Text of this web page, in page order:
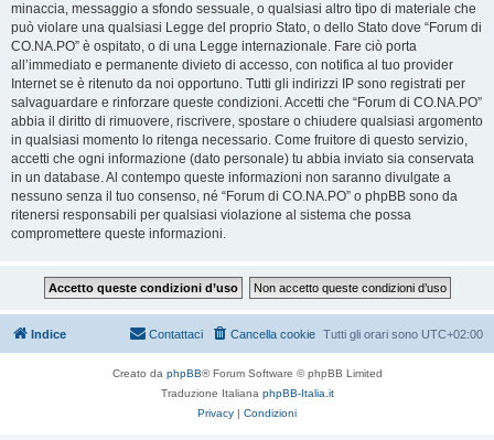
minaccia, messaggio a sfondo sessuale, o qualsiasi altro tipo di materiale che
può violare una qualsiasi Legge del proprio Stato, o dello Stato dove “Forum di
CO.NA.PO” è ospitato, o di una Legge internazionale. Fare ciò porta
all’immediato e permanente divieto di accesso, con notifica al tuo provider
Internet se è ritenuto da noi opportuno. Tutti gli indirizzi IP sono registrati per
salvaguardare e rinforzare queste condizioni. Accetti che “Forum di CO.NA.PO”
abbia il diritto di rimuovere, riscrivere, spostare o chiudere qualsiasi argomento
in qualsiasi momento lo ritenga necessario. Come fruitore di questo servizio,
accetti che ogni informazione (dato personale) tu abbia inviato sia conservata
in un database. Al contempo queste informazioni non saranno divulgate a
nessuno senza il tuo consenso, né “Forum di CO.NA.PO” o phpBB sono da
ritenersi responsabili per qualsiasi violazione al sistema che possa
compromettere queste informazioni.
Indice Tutti gli orari sono UTC+02:00
Cancella cookie
Contattaci
Creato da phpBB® Forum Software © phpBB Limited
Traduzione Italiana phpBB-Italia.it
Privacy | Condizioni